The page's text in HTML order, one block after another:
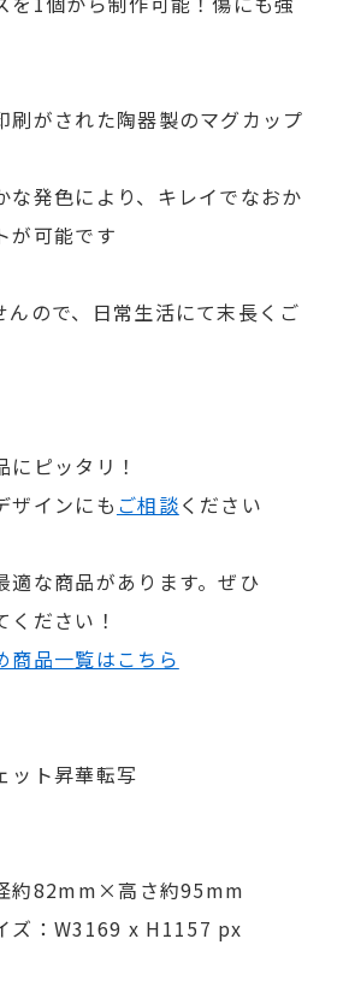
刷がされた陶器製のマグカップ
な発色により、キレイでなおか
が可能です
んので、日常生活にて末長くご
ピッタリ！
ザインにも ご相談ください
適な商品があります。ぜひ
ください！
商品一覧はこちら
ット昇華転写
約82mm×高さ約95mm
ズ：W3169 x H1157 px